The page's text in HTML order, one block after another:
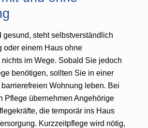
gesund, steht selbstverständlich
oder einem Haus ohne
nichts im Wege. Sobald Sie jedoch
benötigen, sollten Sie in einer
Wohnung leben. Bei
Pflege übernehmen Angehörige
die temporär ins Haus
Kurzzeitpflege wird nötig,